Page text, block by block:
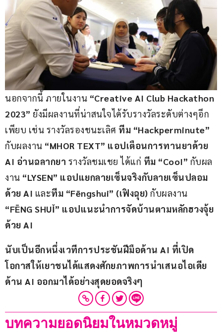
นอกจากนี้ ภายในงาน “Creative AI Club Hackathon
2023” ยังมีผลงานที่น่าสนใจได้รับรางวัลระดับต่างๆอีก
เพียบ เช่น รางวัลรองชนะเลิศ ทีม “Hackperminute”
กับผลงาน “MHOR TEXT” แอปเตือนการทานยาด้วย
AI อ่านฉลากยา รางวัลชมเชย ได้แก่ ทีม “CooI” กับผล
งาน “LYSEN” แอปแยกลายเซ็นจริงกับลายเซ็นปลอม
ด้วย AI และทีม “Fēngshui” (เฟิงฉุย) กับผลงาน
“FĒNG SHUǏ” แอปแนะนำการจัดบ้านตามหลักฮวงจุ้ย
ด้วย AI
นับเป็นอีกหนึ่งเวทีการประชันฝีมือด้าน AI ที่เปิด
โอกาสให้เยาชนได้แสดงศักยภาพการนำเสนอไอเดีย
ด้าน AI ออกมาได้อย่างสุดยอดจริงๆ
บทความยอดนิยมในหมวดหมู่